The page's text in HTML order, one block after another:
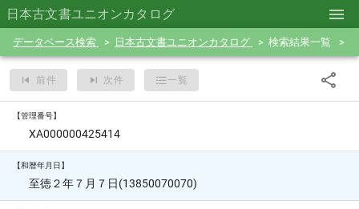
日本古文書ユニオンカタログ
データベース検索 日本古文書ユニオンカタログ 検索結果一覧
前件 次件 一覧
【管理番号】
XA000000425414
【和暦年月日】
至徳２年７月７日(13850070070)